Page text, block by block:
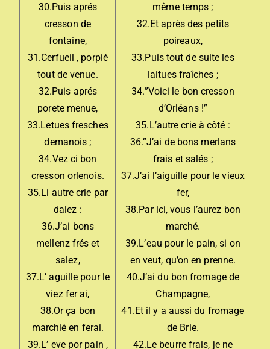
30.Puis aprés
cresson de
fontaine,
31.Cerfueil , porpié
tout de venue.
32.Puis aprés
porete menue,
33.Letues fresches
demanois ;
34.Vez ci bon
cresson orlenois.
35.Li autre crie par
dalez :
36.J’ai bons
mellenz frés et
salez,
37.L’ aguille pour le
viez fer ai,
38.Or ça bon
marchié en ferai.
39.L’ eve por pain ,
même temps ;
32.Et après des petits
poireaux,
33.Puis tout de suite les
laitues fraîches ;
34.”Voici le bon cresson
d’Orléans !”
35.L’autre crie à côté :
36.”J’ai de bons merlans
frais et salés ;
37.J’ai l’aiguille pour le vieux
fer,
38.Par ici, vous l’aurez bon
marché.
39.L’eau pour le pain, si on
en veut, qu’on en prenne.
40.J’ai du bon fromage de
Champagne,
41.Et il y a aussi du fromage
de Brie.
42.Le beurre frais, je ne